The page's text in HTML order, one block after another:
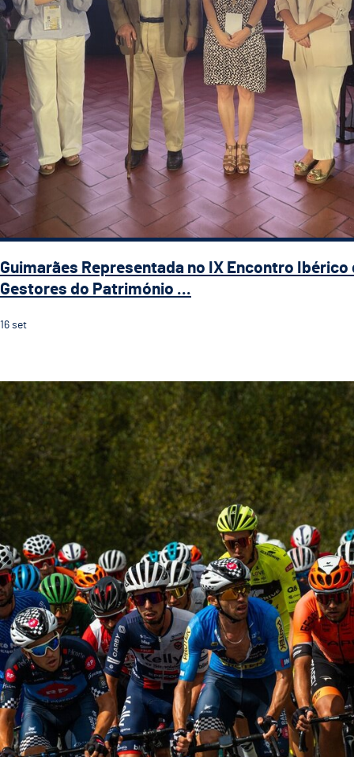
Guimarães Representada no IX Encontro Ibérico
Gestores do Património ...
16 set
Guimarães recebe a 5.ª etapa do 33.º Grande